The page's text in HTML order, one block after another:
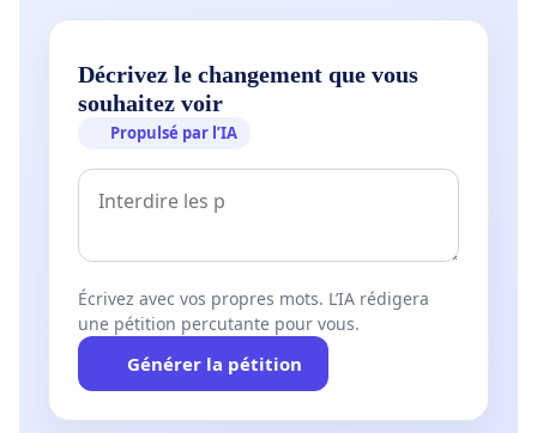
Décrivez le changement que vous
souhaitez voir
Propulsé par l’IA
Écrivez avec vos propres mots. L’IA rédigera
une pétition percutante pour vous.
Générer la pétition